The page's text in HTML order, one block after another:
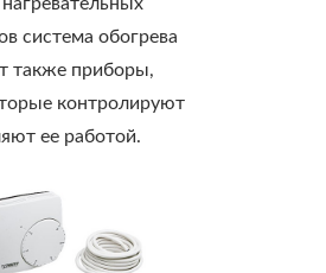
система обогрева
также приборы,
контролируют
ее работой.